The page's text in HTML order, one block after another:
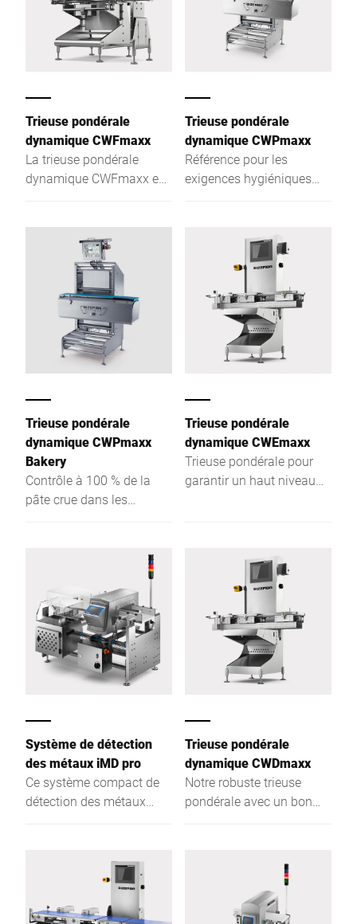
Trieuse pondérale
dynamique CWFmaxx
La trieuse pondérale
dynamique CWFmaxx est
agroalimentaires. Grâce à
sa conception
sophistiquée, elle
impressionne en termes
d'hygiène et de facilité de
nettoyage.
Trieuse pondérale
dynamique CWPmaxx
Référence pour les
exigences hygiéniques
Trieuse pondérale
dynamique CWPmaxx
Bakery
Contrôle à 100 % de la
pâte crue dans les
Trieuse pondérale
dynamique CWEmaxx
Trieuse pondérale pour
garantir un haut niveau
Système de détection
des métaux iMD pro
Ce système compact de
détection des métaux
sa sensibilité maximale
Trieuse pondérale
dynamique CWDmaxx
Notre robuste trieuse
pondérale avec un bon
250 paquets par minute.
Avec un indice de
protection IP54, elle est